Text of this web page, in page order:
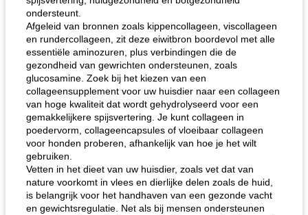
ondersteunt.
Afgeleid van bronnen zoals kippencollageen, viscollageen
en rundercollageen, zit deze eiwitbron boordevol met alle
essentiële aminozuren, plus verbindingen die de
gezondheid van gewrichten ondersteunen, zoals
glucosamine. Zoek bij het kiezen van een
collageensupplement voor uw huisdier naar een collageen
van hoge kwaliteit dat wordt gehydrolyseerd voor een
gemakkelijkere spijsvertering. Je kunt collageen in
poedervorm, collageencapsules of vloeibaar collageen
voor honden proberen, afhankelijk van hoe je het wilt
gebruiken.
Vetten in het dieet van uw huisdier, zoals vet dat van
nature voorkomt in vlees en dierlijke delen zoals de huid,
is belangrijk voor het handhaven van een gezonde vacht
en gewichtsregulatie. Net als bij mensen ondersteunen